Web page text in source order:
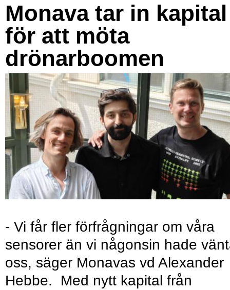
Monava tar in kapital
för att möta
drönarboomen
- Vi får fler förfrågningar om våra
sensorer än vi någonsin hade
oss, säger Monavas vd Alexander
Hebbe. Med nytt kapital från